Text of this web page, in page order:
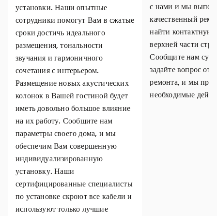
установки. Наши опытные
сотрудники помогут Вам в сжатые
сроки достичь идеального
размещения, тональности
звучания и гармоничного
сочетания с интерьером.
Размещение новых акустических
колонок в Вашей гостиной будет
иметь довольно большое влияние
на их работу. Сообщите нам
параметры своего дома, и мы
обеспечим Вам совершенную
индивидуализированную
установку. Наши
сертифицированные специалисты
по установке скроют все кабели и
используют только лучшие
с нами и мы
качественный
найти
верхней части
Сообщите нам
задайте вопрос
ремонта, и мы
необходимые